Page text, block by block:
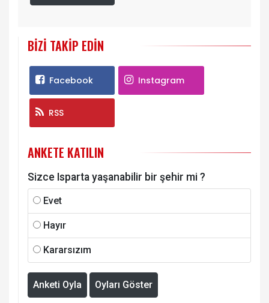
BIZI TAKIP EDIN
Facebook Instagram
RSS
ANKETE KATILIN
Sizce Isparta yaşanabilir bir şehir mi ?
Evet
Hayır
Kararsızım
Anketi Oyla Oyları Göster